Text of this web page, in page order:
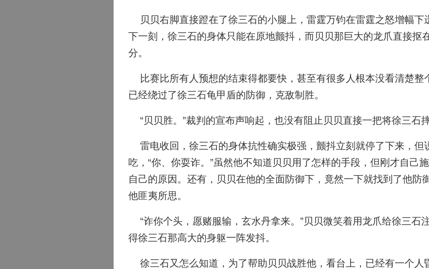
贝贝右脚直接蹬在了徐三石的小腿上，雷霆万钧在雷霆之怒增幅下
下一刻，徐三石的身体只能在原地颤抖，而贝贝那巨大的龙爪直接抠
分。
比赛比所有人预想的结束得都要快，甚至有很多人根本没看清楚整
已经绕过了徐三石龟甲盾的防御，克敌制胜。
“贝贝胜。”裁判的宣布声响起，也没有阻止贝贝直接一把将徐三石
雷电收回，徐三石的身体抗性确实极强，颤抖立刻就停了下来，但
吃，“你、你耍诈。”虽然他不知道贝贝用了怎样的手段，但刚才自己
自己的原因。还有，贝贝在他的全面防御下，竟然一下就找到了他防
他匪夷所思。
“诈你个头，愿赌服输，玄水丹拿来。”贝贝微笑着用龙爪给徐三石
得徐三石那高大的身躯一阵发抖。
徐三石又怎么知道，为了帮助贝贝战胜他，看台上，已经有一个人